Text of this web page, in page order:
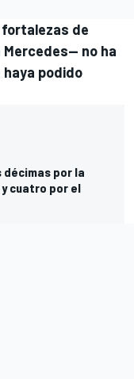
fortalezas de
no ha
podido
décimas por la
cuatro por el